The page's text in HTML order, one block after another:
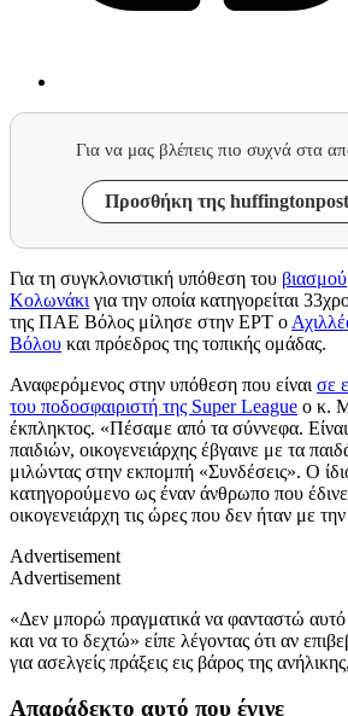
Για να μας βλέπεις πιο συχνά στα
Προσθήκη της
Για τη συγκλονιστική υπόθεση του βιασμού
Κολωνάκι για την οποία κατηγορείται
της ΠΑΕ Βόλος μίλησε στην ΕΡΤ ο
Βόλου και πρόεδρος της τοπικής ομάδας.
Αναφερόμενος στην υπόθεση που είναι σε
του ποδοσφαιριστή της Super League ο κ.
έκπληκτος. «Πέσαμε από τα σύννεφα.
παιδιών, οικογενειάρχης έβγαινε με τα
μιλώντας στην εκπομπή «Συνδέσεις». Ο
κατηγορούμενο ως έναν άνθρωπο που έδινε
οικογενειάρχη τις ώρες που δεν ήταν με
Advertisement
Advertisement
«Δεν μπορώ πραγματικά να φανταστώ αυτό
και να το δεχτώ» είπε λέγοντας ότι αν
για ασελγείς πράξεις εις βάρος της
Απαράδεκτο αυτό που έγινε